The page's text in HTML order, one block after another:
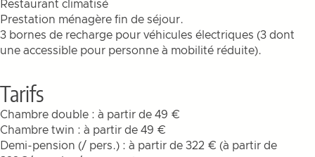
Restaurant climatisé
Prestation ménagère fin de séjour.
3 bornes de recharge pour véhicules électriques (3 dont
une accessible pour personne à mobilité réduite).
Tarifs
Chambre double : à partir de 49 €
Chambre twin : à partir de 49 €
Demi-pension (/ pers.) : à partir de 322 € (à partir de